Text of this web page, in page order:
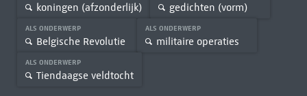
koningen (afzonderlijk) gedichten (vorm)
ALS ONDERWERP
Belgische Revolutie
ALS ONDERWERP
militaire operaties
ALS ONDERWERP
Tiendaagse veldtocht